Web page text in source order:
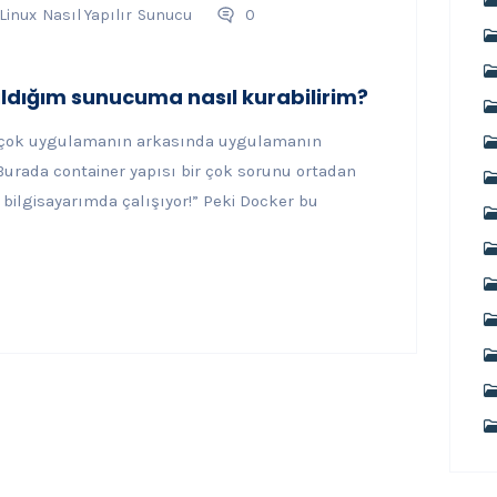
Linux Nasıl Yapılır Sunucu 0
sunucuma nasıl kurabilirim?
uygulamanın arkasında uygulamanın
container yapısı bir çok sorunu ortadan
çalışıyor!” Peki Docker bu